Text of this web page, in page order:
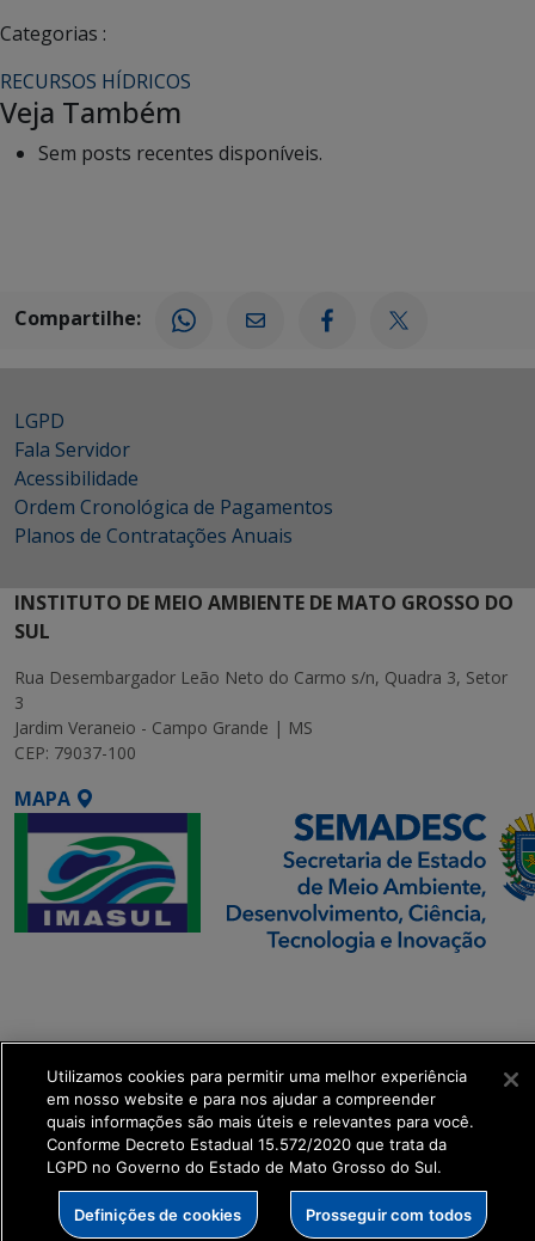
Categorias :
RECURSOS HÍDRICOS
Veja Também
Sem posts recentes disponíveis.
Compartilhe:
LGPD
Fala Servidor
Acessibilidade
Ordem Cronológica de Pagamentos
Planos de Contratações Anuais
INSTITUTO DE MEIO AMBIENTE DE MATO GROSSO DO
SUL
Rua Desembargador Leão Neto do Carmo s/n, Quadra 3, Setor
3
Jardim Veraneio - Campo Grande | MS
CEP: 79037-100
MAPA
Transformação Digital
get_footer();
Utilizamos cookies para permitir uma melhor experiência
em nosso website e para nos ajudar a compreender
quais informações são mais úteis e relevantes para você.
Conforme Decreto Estadual 15.572/2020 que trata da
LGPD no Governo do Estado de Mato Grosso do Sul.
Definições de cookies Prosseguir com todos